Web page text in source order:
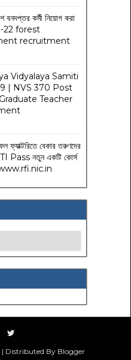
বনদপ্তর কর্মী নিয়োগ করা
22 forest
recruitment
Vidyalaya Samiti
| NVS 370 Post
Teacher
ফ্যাক্টরিতে বেকার তরুণদের
Pass নতুন একটি কোর্স
| Distributed By Blogger